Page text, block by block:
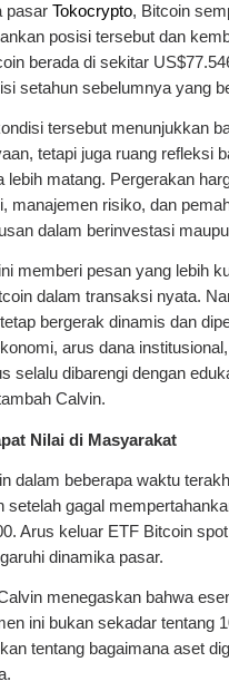
pasar Tokocrypto, Bitcoin
posisi tersebut dan
berada di sekitar
setahun sebelumnya yang
tersebut menunjukkan
tetapi juga ruang refleksi
lebih matang. Pergerakan
manajemen risiko, dan
dalam berinvestasi
memberi pesan yang lebih
dalam transaksi nyata.
bergerak dinamis dan
arus dana
selalu dibarengi dengan
Calvin.
Nilai di Masyarakat
dalam beberapa waktu
setelah gagal
Arus keluar ETF Bitcoin
dinamika pasar.
menegaskan bahwa
ini bukan sekadar tentang
tentang bagaimana aset